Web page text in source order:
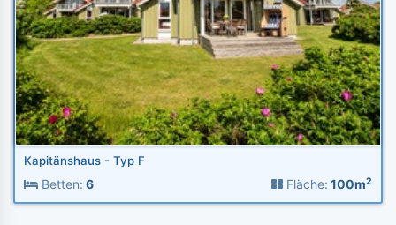
Kapitänshaus - Typ F
Betten: 6 Fläche: 100m2